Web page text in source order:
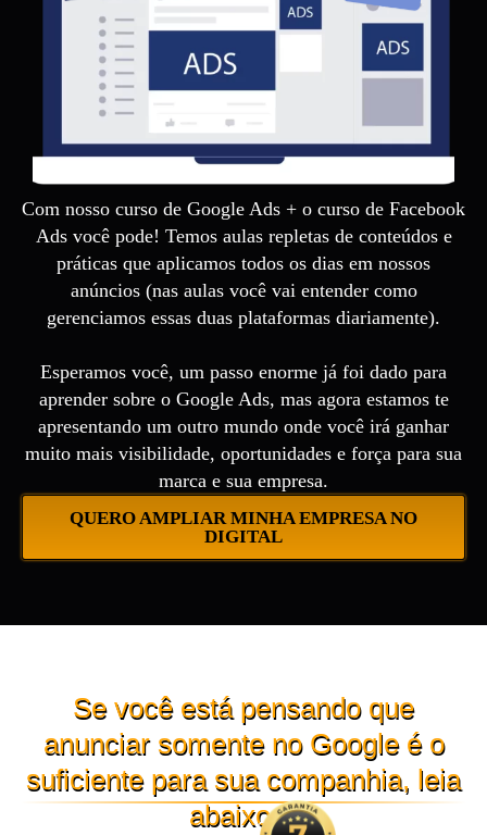
Com nosso curso de Google Ads + o curso de Facebook
Ads você pode! Temos aulas repletas de conteúdos e
práticas que aplicamos todos os dias em nossos
anúncios (nas aulas você vai entender como
gerenciamos essas duas plataformas diariamente).
Esperamos você, um passo enorme já foi dado para
aprender sobre o Google Ads, mas agora estamos te
apresentando um outro mundo onde você irá ganhar
muito mais visibilidade, oportunidades e força para sua
marca e sua empresa.
QUERO AMPLIAR MINHA EMPRESA NO
DIGITAL
Se você está pensando que
anunciar somente no Google é o
suficiente para sua companhia, leia
abaixo…
Atualmente, temos um número expressivo que